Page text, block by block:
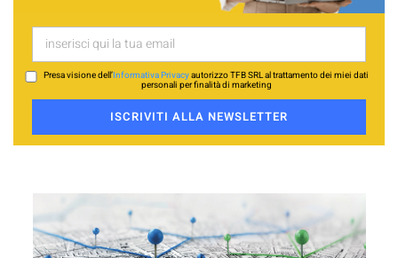
Presa visione dell’Informativa Privacyautorizzo TFB SRL al trattamento dei miei dati
personali per finalità di marketing
ISCRIVITI ALLA NEWSLETTER